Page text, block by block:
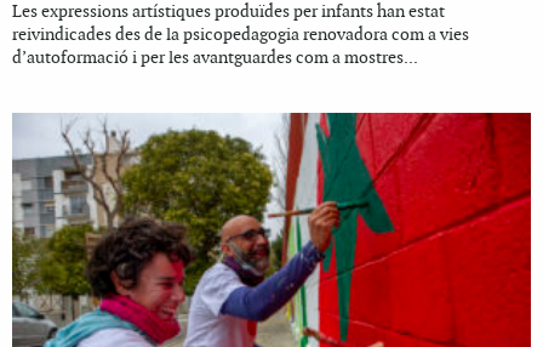
Les expressions artístiques produïdes per infants han estat
reivindicades des de la psicopedagogia renovadora com a vies
d’autoformació i per les avantguardes com a mostres...